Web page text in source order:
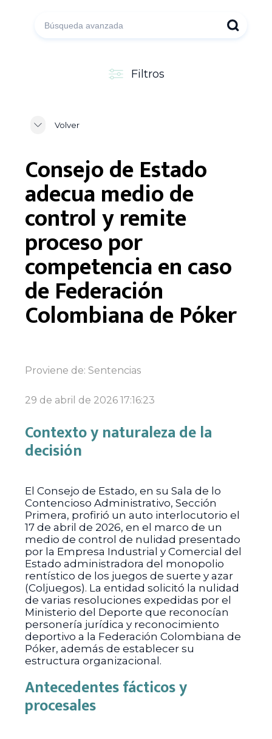
Filtros
Volver
Consejo de Estado
adecua medio de
control y remite
proceso por
competencia en caso
de Federación
Colombiana de Póker
Proviene de: Sentencias
29 de abril de 2026 17:16:23
Contexto y naturaleza de la
decisión
El Consejo de Estado, en su Sala de lo
Contencioso Administrativo, Sección
Primera, profirió un auto interlocutorio el
17 de abril de 2026, en el marco de un
medio de control de nulidad presentado
por la Empresa Industrial y Comercial del
Estado administradora del monopolio
rentístico de los juegos de suerte y azar
(Coljuegos). La entidad solicitó la nulidad
de varias resoluciones expedidas por el
Ministerio del Deporte que reconocían
personería jurídica y reconocimiento
deportivo a la Federación Colombiana de
Póker, además de establecer su
estructura organizacional.
Antecedentes fácticos y
procesales